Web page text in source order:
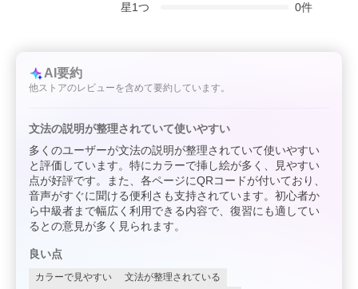
星1つ 0件
AI要約
他ストアのレビューを含めて要約しています。
文法の説明が整理されていて使いやすい
多くのユーザーが文法の説明が整理されていて使いやすい
と評価しています。特にカラーで挿し絵が多く、見やすい
点が好評です。また、各ページにQRコードが付いており、
音声がすぐに聞ける便利さも支持されています。初心者か
ら中級者まで幅広く利用できる内容で、復習にも適してい
るとの意見が多く見られます。
良い点
カラーで見やすい
文法が整理されている